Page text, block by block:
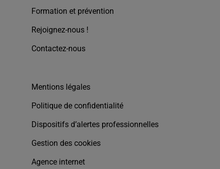
Formation et prévention
Rejoignez-nous !
Contactez-nous
Mentions légales
Politique de confidentialité
Dispositifs d’alertes professionnelles
Gestion des cookies
Agence internet